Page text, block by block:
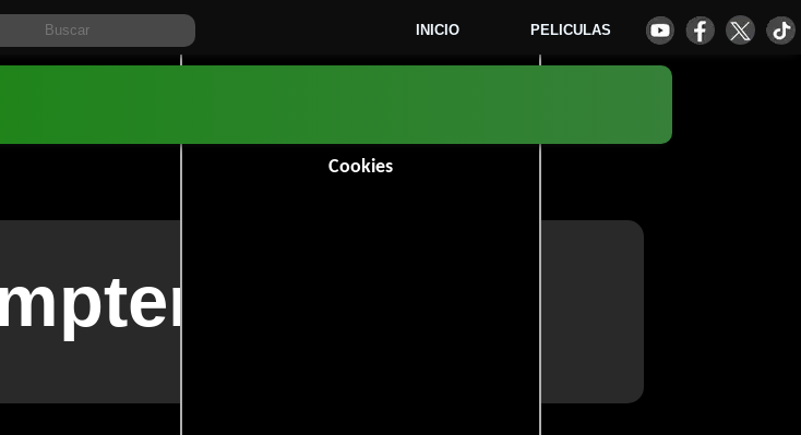
INICIO PELICULAS
Cookies
Bridgett